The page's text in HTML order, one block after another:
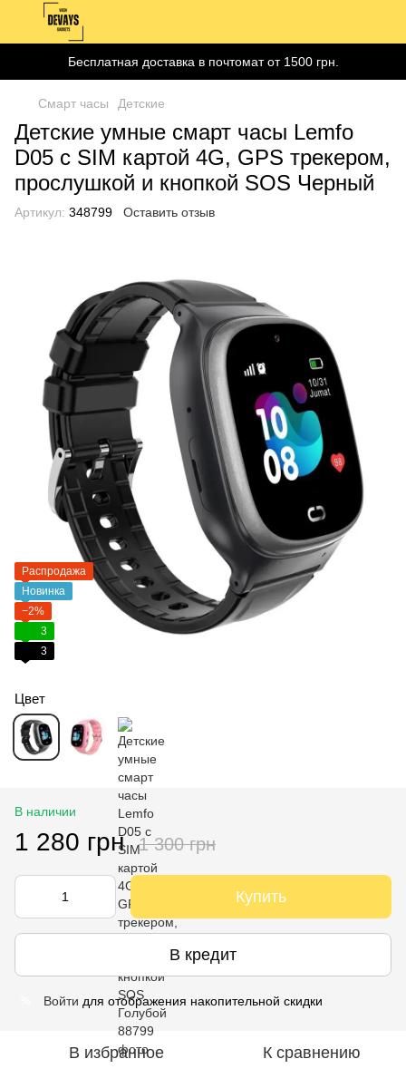
Бесплатная доставка в почтомат от 1500 грн.
Смарт часы Детские
Детские умные смарт часы Lemfo
D05 с SIM картой 4G, GPS трекером,
прослушкой и кнопкой SOS Черный
Артикул: 348799 Оставить отзыв
Распродажа
Новинка
−2%
3
3
Цвет
В наличии
1 280 грн 1 300 грн
Купить
В кредит
Войти для отображения накопительной скидки
В избранное К сравнению